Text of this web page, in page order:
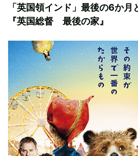
「英国領インド」最後の6か
『英国総督 最後の家』